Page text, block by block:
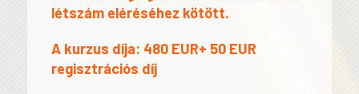
létszám eléréséhez kötött.
A kurzus díja: 480 EUR+ 50 EUR
regisztrációs díj